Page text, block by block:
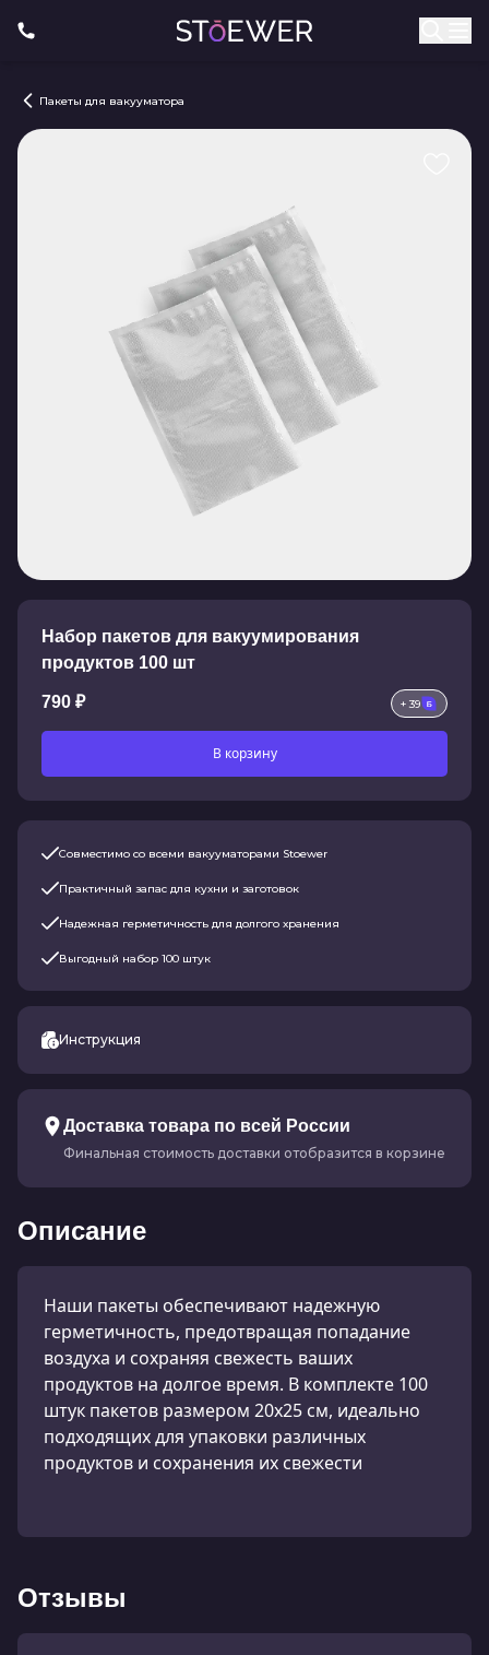
Пакеты для вакууматора
Набор пакетов для вакуумирования
продуктов 100 шт
790 ₽ + 39
В корзину
Совместимо со всеми вакууматорами Stoewer
Практичный запас для кухни и заготовок
Надежная герметичность для долгого хранения
Выгодный набор 100 штук
Инструкция
Доставка товара по всей России
Финальная стоимость доставки отобразится в корзине
Описание
Наши пакеты обеспечивают надежную
герметичность, предотвращая попадание
воздуха и сохраняя свежесть ваших
продуктов на долгое время. В комплекте 100
штук пакетов размером 20х25 см, идеально
подходящих для упаковки различных
продуктов и сохранения их свежести
Отзывы